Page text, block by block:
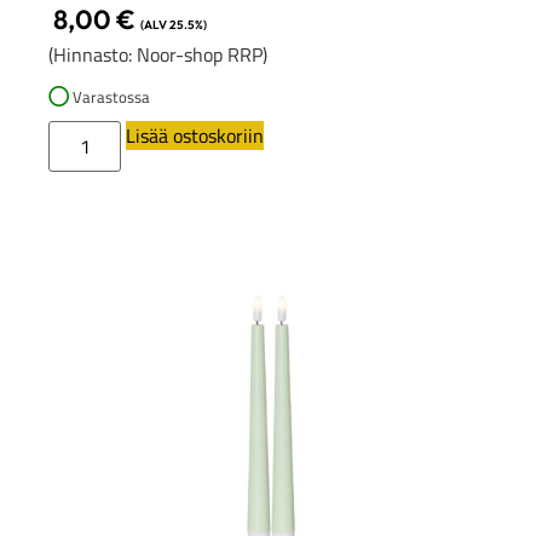
8,00€ (ALV 25.5%)
(Hinnasto: Noor-shop RRP)
Varastossa
Lisää ostoskoriin